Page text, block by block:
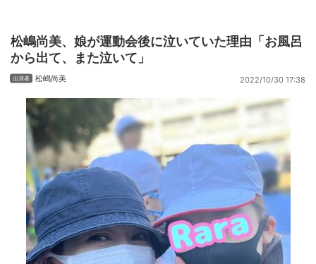
松嶋尚美、娘が運動会後に泣いていた理由「お風呂
から出て、また泣いて」
松嶋尚美 2022/10/30 17:38